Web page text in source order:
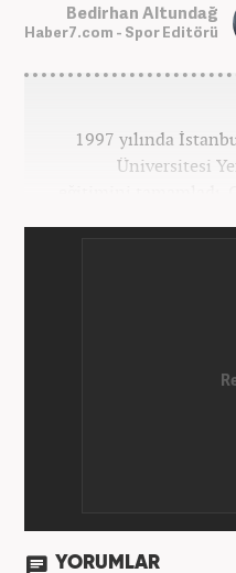
Bedirhan Altundağ
Haber7.com - Spor Editörü
1997 yılında
Üniversitesi
eğitimini tamamladı.
YORUMLAR